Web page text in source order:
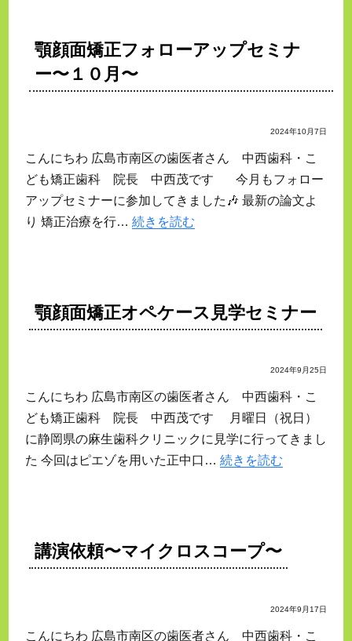
顎顔面矯正フォローアップセミナ
ー〜１０月〜
2024年10月7日
こんにちわ 広島市南区の歯医者さん 中西歯科・こ
ども矯正歯科 院長 中西茂です 今月もフォロー
アップセミナーに参加してきました🎶 最新の論文よ
り 矯正治療を行… 続きを読む
顎顔面矯正オペケース見学セミナー
2024年9月25日
こんにちわ 広島市南区の歯医者さん 中西歯科・こ
ども矯正歯科 院長 中西茂です 月曜日（祝日）
に静岡県の麻生歯科クリニックに見学に行ってきまし
た 今回はピエゾを用いた正中口… 続きを読む
講演依頼〜マイクロスコープ〜
2024年9月17日
こんにちわ 広島市南区の歯医者さん 中西歯科・こ